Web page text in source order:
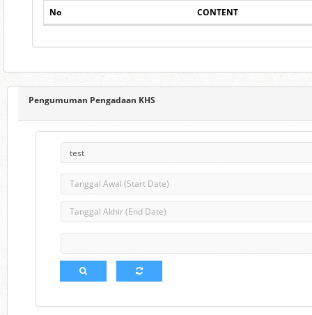
No CONTENT
Pengumuman Pengadaan KHS